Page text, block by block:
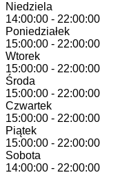
Niedziela
14:00:00 - 22:00:00
Poniedziałek
15:00:00 - 22:00:00
Wtorek
15:00:00 - 22:00:00
Środa
15:00:00 - 22:00:00
Czwartek
15:00:00 - 22:00:00
Piątek
15:00:00 - 22:00:00
Sobota
14:00:00 - 22:00:00